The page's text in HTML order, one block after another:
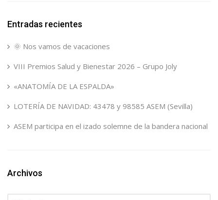
Entradas recientes
🌞 Nos vamos de vacaciones
VIII Premios Salud y Bienestar 2026 – Grupo Joly
«ANATOMÍA DE LA ESPALDA»
LOTERÍA DE NAVIDAD: 43478 y 98585 ASEM (Sevilla)
ASEM participa en el izado solemne de la bandera nacional
Archivos
Archivos